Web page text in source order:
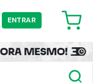
ENTRAR